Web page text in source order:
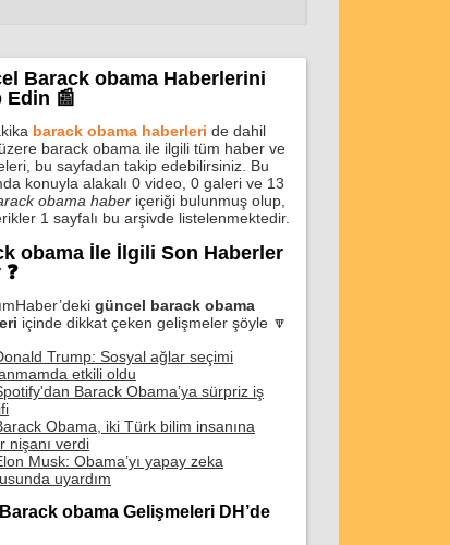
Barack obama Haberlerini
Edin 📰
barack obama haberleri de dahil
barack obama ile ilgili tüm haber ve
bu sayfadan takip edebilirsiniz. Bu
konuyla alakalı 0 video, 0 galeri ve 13
obama haber içeriği bulunmuş olup,
1 sayfalı bu arşivde listelenmektedir.
obama İle İlgili Son Haberler
güncel barack obama
içinde dikkat çeken gelişmeler şöyle 🔽
Trump: Sosyal ağlar seçimi
etkili oldu
Barack Obama’ya sürpriz iş
Obama, iki Türk bilim insanına
nişanı verdi
Musk: Obama’yı yapay zeka
uyardım
obama Gelişmeleri DH’de